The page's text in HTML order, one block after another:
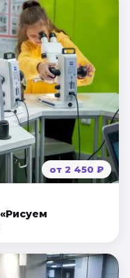
от 2 450 ₽